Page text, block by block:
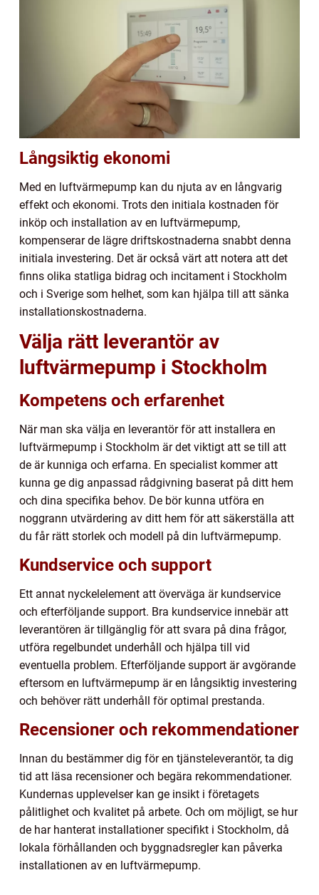
Långsiktig ekonomi
Med en luftvärmepump kan du njuta av en långvarig
effekt och ekonomi. Trots den initiala kostnaden för
inköp och installation av en luftvärmepump,
kompenserar de lägre driftskostnaderna snabbt denna
initiala investering. Det är också värt att notera att det
finns olika statliga bidrag och incitament i Stockholm
och i Sverige som helhet, som kan hjälpa till att sänka
installationskostnaderna.
Välja rätt leverantör av
luftvärmepump i Stockholm
Kompetens och erfarenhet
När man ska välja en leverantör för att installera en
luftvärmepump i Stockholm är det viktigt att se till att
de är kunniga och erfarna. En specialist kommer att
kunna ge dig anpassad rådgivning baserat på ditt hem
och dina specifika behov. De bör kunna utföra en
noggrann utvärdering av ditt hem för att säkerställa att
du får rätt storlek och modell på din luftvärmepump.
Kundservice och support
Ett annat nyckelelement att överväga är kundservice
och efterföljande support. Bra kundservice innebär att
leverantören är tillgänglig för att svara på dina frågor,
utföra regelbundet underhåll och hjälpa till vid
eventuella problem. Efterföljande support är avgörande
eftersom en luftvärmepump är en långsiktig investering
och behöver rätt underhåll för optimal prestanda.
Recensioner och rekommendationer
Innan du bestämmer dig för en tjänsteleverantör, ta dig
tid att läsa recensioner och begära rekommendationer.
Kundernas upplevelser kan ge insikt i företagets
pålitlighet och kvalitet på arbete. Och om möjligt, se hur
de har hanterat installationer specifikt i Stockholm, då
lokala förhållanden och byggnadsregler kan påverka
installationen av en luftvärmepump.